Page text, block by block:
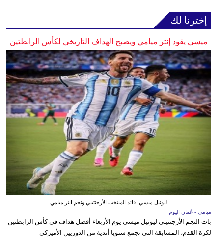
إخترنا لك
ميسي يقود إنتر ميامي ويصبح الهداف التاريخي لكأس الرابطتين
ليونيل ميسي، قائد المنتخب الأرجنتيني ونجم انتر ميامي
ميامي - عُمان اليوم
بات النجم الأرجنتيني ليونيل ميسي يوم الأربعاء أفضل هداف في كأس الرابطتين
لكرة القدم، المسابقة التي تجمع سنويا أندية من الدوريين الأميركي